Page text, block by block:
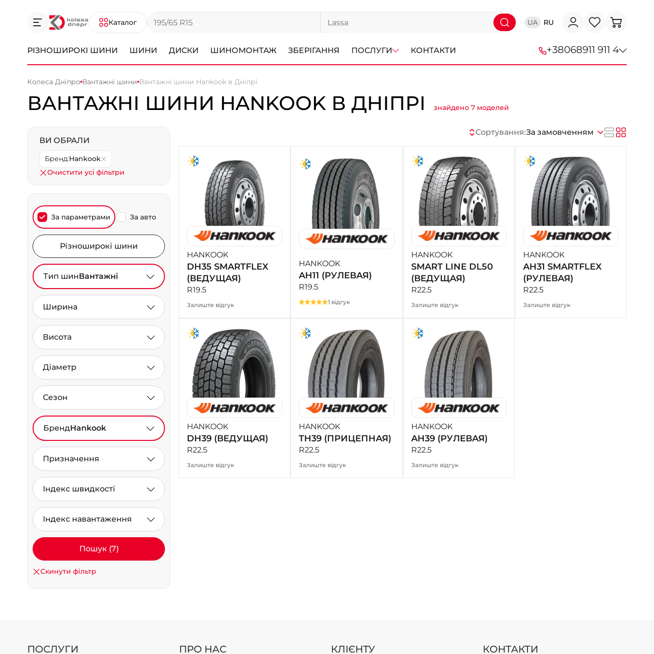
Каталог UA RU
РІЗНОШИРОКІ ШИНИ ШИНИ ДИСКИ ШИНОМОНТАЖ ЗБЕРІГАННЯ ПОСЛУГИ КОНТАКТИ +38068911 911 4
+38 (095) 276-44-44
+38 (067) 911-14-14
- на Щепкіна
+38 (098) 911-911-0
- на Тополі
+38 (098) 911-911-4
- на Калиновій
+38 (077) 7-184-184
+38 (050)-911-911-2
- Щепкіна
- Тополь
Колеса Дніпро Вантажні шини Вантажні шини Hankook в Дніпрі
ВАНТАЖНІ ШИНИ HANKOOK В ДНІПРІ знайдено 7 моделей
ВИ ОБРАЛИ
Бренд:Hankook
Очистити усі фільтри
За параметрами За авто
Різноширокі шини
Тип шинВантажні
Ширина
Висота
Діаметр
Сезон
БрендHankook
Призначення
Індекс швидкості
Індекс навантаження
Пошук (7)
Скинути фільтр
Сортування:За замовченням
HANKOOK
DH35 SMARTFLEX
(ВЕДУЩАЯ)
R19.5
Залиште відгук
HANKOOK
AH11 (РУЛЕВАЯ)
R19.5
1 відгук
HANKOOK
SMART LINE DL50
(ВЕДУЩАЯ)
R22.5
Залиште відгук
HANKOOK
AH31 SMARTFLEX
(РУЛЕВАЯ)
R22.5
Залиште відгук
HANKOOK
DH39 (ВЕДУЩАЯ)
R22.5
Залиште відгук
HANKOOK
TH39 (ПРИЦЕПНАЯ)
R22.5
Залиште відгук
HANKOOK
AH39 (РУЛЕВАЯ)
R22.5
Залиште відгук
ПОСЛУГИ ПРО НАС КЛІЄНТУ КОНТАКТИ